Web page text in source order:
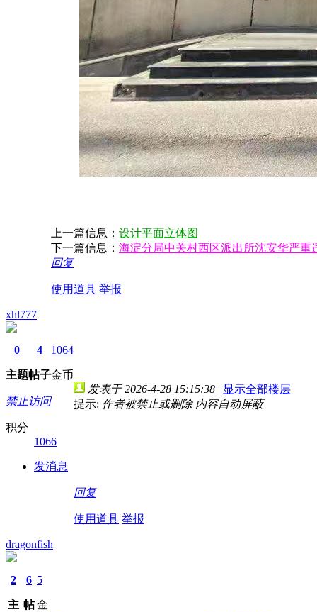
上一篇信息： 设计平面立体图
下一篇信息： 海淀分局中关村西区派出所沈安华严重
回复
使用道具 举报
xhl777
0
主题
4
帖子
1064
金币
禁止访问
积分
1066
发消息
发表于 2026-4-28 15:15:38 | 显示全部楼层
提示: 作者被禁止或删除 内容自动屏蔽
回复
使用道具 举报
dragonfish
2
主
6
帖
5
金